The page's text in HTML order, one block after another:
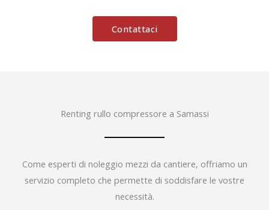
Contattaci
Renting rullo compressore a Samassi
Come esperti di noleggio mezzi da cantiere, offriamo un
servizio completo che permette di soddisfare le vostre
necessità.